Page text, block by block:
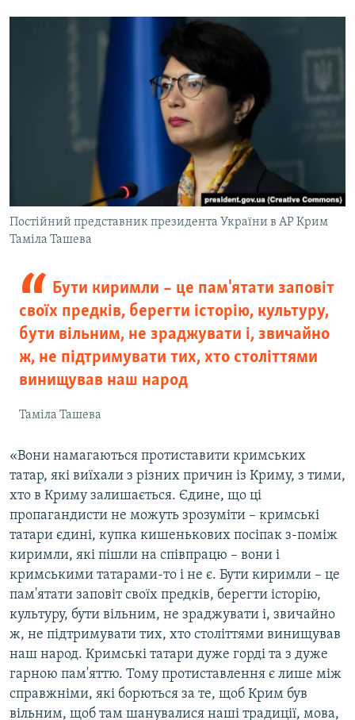
Постійний представник президента України в АР Крим
Таміла Ташева
Бути киримли – це пам'ятати заповіт
своїх предків, берегти історію, культуру,
бути вільним, не зраджувати і, звичайно
ж, не підтримувати тих, хто століттями
винищував наш народ
Таміла Ташева
«Вони намагаються протиставити кримських
татар, які виїхали з різних причин із Криму, з тими,
хто в Криму залишається. Єдине, що ці
пропагандисти не можуть зрозуміти – кримські
татари єдині, купка кишенькових посіпак з-поміж
киримли, які пішли на співпрацю – вони і
кримськими татарами-то і не є. Бути киримли – це
пам'ятати заповіт своїх предків, берегти історію,
культуру, бути вільним, не зраджувати і, звичайно
ж, не підтримувати тих, хто століттями винищував
наш народ. Кримські татари дуже горді та з дуже
гарною пам'яттю. Тому протиставлення є лише між
справжніми, які борються за те, щоб Крим був
вільним, щоб там шанувалися наші традиції, мова,